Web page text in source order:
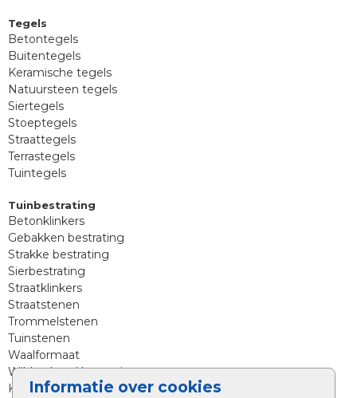
Informatie over cookies
Tegels
Betontegels
Buitentegels
Keramische tegels
Natuursteen tegels
Siertegels
Stoeptegels
Straattegels
Terrastegels
Tuintegels
Tuinbestrating
Betonklinkers
Gebakken bestrating
Strakke bestrating
Sierbestrating
Straatklinkers
Straatstenen
Trommelstenen
Tuinstenen
Waalformaat
Wildverband bestrating
Kingstones